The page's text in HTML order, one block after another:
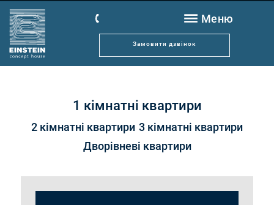
Архітектура
Квартири
Переваги
Замовити дзвінок
Меню
1 кімнатні квартири
2 кімнатні квартири 3 кімнатні квартири
Дворівневі квартири